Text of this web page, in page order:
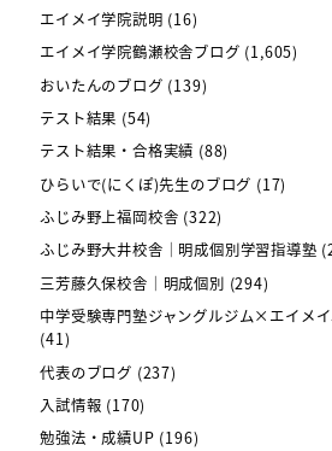
エイメイ学院説明 (16)
エイメイ学院鶴瀬校舎ブログ (1,605)
おいたんのブログ (139)
テスト結果 (54)
テスト結果・合格実績 (88)
ひらいで(にくぽ)先生のブログ (17)
ふじみ野上福岡校舎 (322)
ふじみ野大井校舎｜明成個別学習指導塾
三芳藤久保校舎｜明成個別 (294)
中学受験専門塾ジャングルジム×エイメ
(41)
代表のブログ (237)
入試情報 (170)
勉強法・成績UP (196)